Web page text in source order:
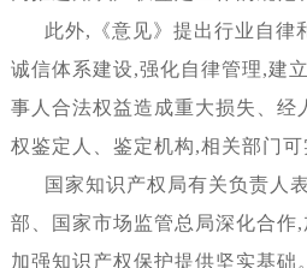
此外,《意见》提出行业自律
诚信体系建设,强化自律管理,建
事人合法权益造成重大损失、
权鉴定人、鉴定机构,相关部门
国家知识产权局有关负责人
部、国家市场监管总局深化合
加强知识产权保护提供坚实基础。